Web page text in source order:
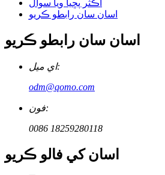
اڪثر پڇيا ويا سوال
اسان سان رابطو ڪريو
اسان سان رابطو ڪريو
اي ميل:
odm@qomo.com
فون:
0086 18259280118
اسان کي فالو ڪريو